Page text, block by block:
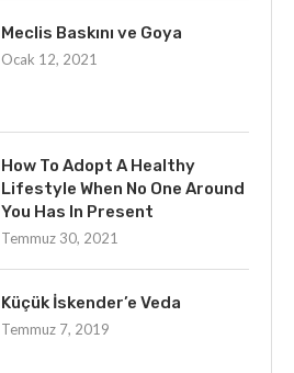
Meclis Baskını ve Goya
Ocak 12, 2021
How To Adopt A Healthy
Lifestyle When No One Around
You Has In Present
Temmuz 30, 2021
Küçük İskender’e Veda
Temmuz 7, 2019